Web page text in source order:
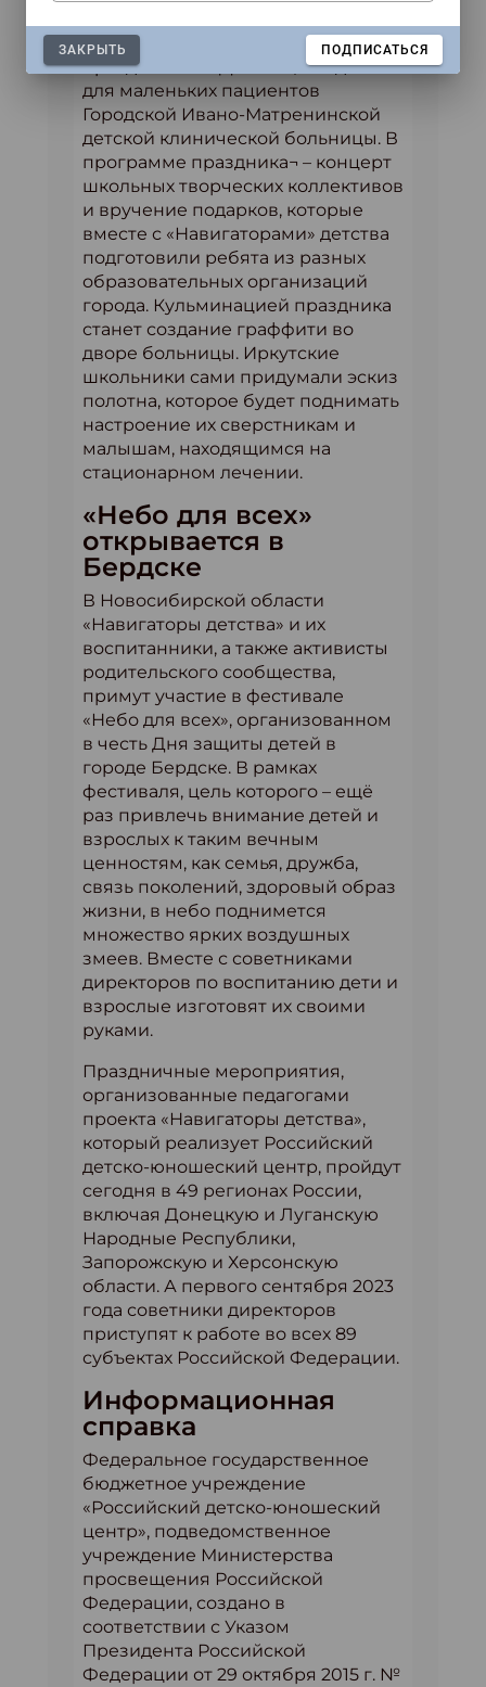
воспитанию организовали
празднование Дня защиты детей
для маленьких пациентов
Городской Ивано-Матренинской
детской клинической больницы. В
программе праздника¬ – концерт
школьных творческих коллективов
и вручение подарков, которые
вместе с «Навигаторами» детства
подготовили ребята из разных
образовательных организаций
города. Кульминацией праздника
станет создание граффити во
дворе больницы. Иркутские
школьники сами придумали эскиз
полотна, которое будет поднимать
настроение их сверстникам и
малышам, находящимся на
стационарном лечении.
«Небо для всех»
открывается в
Бердске
В Новосибирской области
«Навигаторы детства» и их
воспитанники, а также активисты
родительского сообщества,
примут участие в фестивале
«Небо для всех», организованном
в честь Дня защиты детей в
городе Бердске. В рамках
фестиваля, цель которого – ещё
раз привлечь внимание детей и
взрослых к таким вечным
ценностям, как семья, дружба,
связь поколений, здоровый образ
жизни, в небо поднимется
множество ярких воздушных
змеев. Вместе с советниками
директоров по воспитанию дети и
взрослые изготовят их своими
руками.
Праздничные мероприятия,
организованные педагогами
проекта «Навигаторы детства»,
который реализует Российский
детско-юношеский центр, пройдут
сегодня в 49 регионах России,
включая Донецкую и Луганскую
Народные Республики,
Запорожскую и Херсонскую
области. А первого сентября 2023
года советники директоров
приступят к работе во всех 89
субъектах Российской Федерации.
Информационная
справка
Федеральное государственное
бюджетное учреждение
«Российский детско-юношеский
центр», подведомственное
учреждение Министерства
просвещения Российской
Федерации, создано в
соответствии с Указом
Президента Российской
Федерации от 29 октября 2015 г. №
ЗАКРЫТЬ ПОДПИСАТЬСЯ